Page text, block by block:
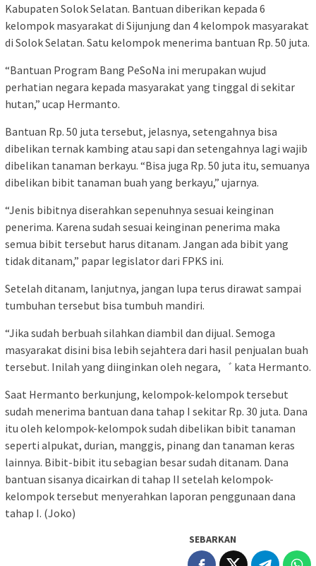
Kabupaten Solok Selatan. Bantuan diberikan kepada 6
kelompok masyarakat di Sijunjung dan 4 kelompok masyarakat
di Solok Selatan. Satu kelompok menerima bantuan Rp. 50 juta.
“Bantuan Program Bang PeSoNa ini merupakan wujud
perhatian negara kepada masyarakat yang tinggal di sekitar
hutan,” ucap Hermanto.
Bantuan Rp. 50 juta tersebut, jelasnya, setengahnya bisa
dibelikan ternak kambing atau sapi dan setengahnya lagi wajib
dibelikan tanaman berkayu. “Bisa juga Rp. 50 juta itu, semuanya
dibelikan bibit tanaman buah yang berkayu,” ujarnya.
“Jenis bibitnya diserahkan sepenuhnya sesuai keinginan
penerima. Karena sudah sesuai keinginan penerima maka
semua bibit tersebut harus ditanam. Jangan ada bibit yang
tidak ditanam,” papar legislator dari FPKS ini.
Setelah ditanam, lanjutnya, jangan lupa terus dirawat sampai
tumbuhan tersebut bisa tumbuh mandiri.
“Jika sudah berbuah silahkan diambil dan dijual. Semoga
masyarakat disini bisa lebih sejahtera dari hasil penjualan buah
tersebut. Inilah yang diinginkan oleh negara,゛ kata Hermanto.
Saat Hermanto berkunjung, kelompok-kelompok tersebut
sudah menerima bantuan dana tahap I sekitar Rp. 30 juta. Dana
itu oleh kelompok-kelompok sudah dibelikan bibit tanaman
seperti alpukat, durian, manggis, pinang dan tanaman keras
lainnya. Bibit-bibit itu sebagian besar sudah ditanam. Dana
bantuan sisanya dicairkan di tahap II setelah kelompok-
kelompok tersebut menyerahkan laporan penggunaan dana
tahap I. (Joko)
SEBARKAN